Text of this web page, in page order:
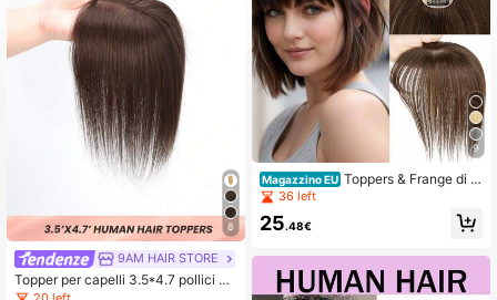
8
9AM HAIR STORE
Topper per capelli 3.5*4.7 pollici co
n base in pizzo trasparente, parrucc
9
Magazzino EU Toppers & Frange di C
apelli Veri
36 left
25.48€